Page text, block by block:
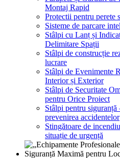
Montaj Rapid
Protectii pentru perete
Sisteme de parcare
Stâlpi cu Lanț și
Delimitare Spații
Stâlpi de construcție
lucrare
Stâlpi de Evenimente
Interior și Exterior
Stâlpi de Securitate
pentru Orice Proiect
Stâlpi pentru
prevenirea accidentelor
Stingătoare de
situație de urgență